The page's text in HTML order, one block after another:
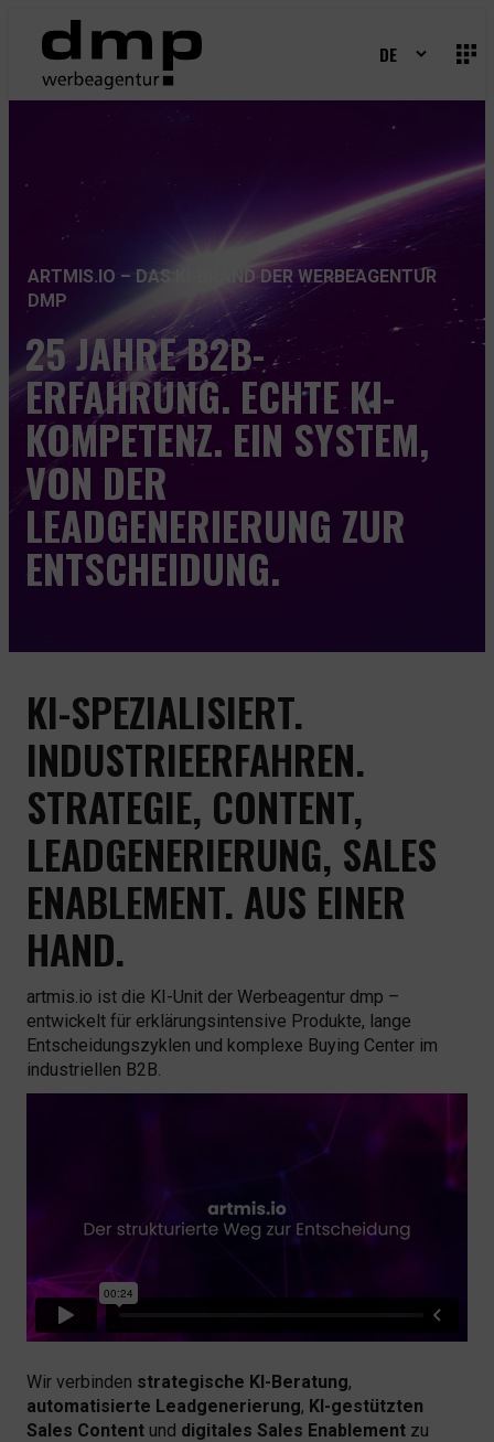
Inhalt
SERVICES
+
KUNDEN
BRANCHENLÖSUNGEN
+
TESTIMONIALS
CASE STUDIES
+
KONTAKT
NEWS & WISSEN
ARTMIS.IO – DAS KI-BRAND DER WERBEAGENTUR
DMP
25 JAHRE B2B-
ERFAHRUNG. ECHTE KI-
KOMPETENZ. EIN SYSTEM,
VON DER
LEADGENERIERUNG ZUR
ENTSCHEIDUNG.
KI-SPEZIALISIERT.
INDUSTRIEERFAHREN.
STRATEGIE, CONTENT,
LEADGENERIERUNG, SALES
ENABLEMENT. AUS EINER
HAND.
artmis.io ist die KI-Unit der Werbeagentur dmp –
entwickelt für erklärungsintensive Produkte, lange
Entscheidungszyklen und komplexe Buying Center im
industriellen B2B.
Wir verbinden strategische KI-Beratung,
automatisierte Leadgenerierung, KI-gestützten
Sales Content und digitales Sales Enablement zu